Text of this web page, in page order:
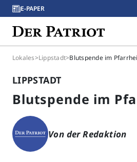
E-PAPER
Lokales>Lippstadt>Blutspende im
LIPPSTADT
Blutspende im
Von der Redaktion